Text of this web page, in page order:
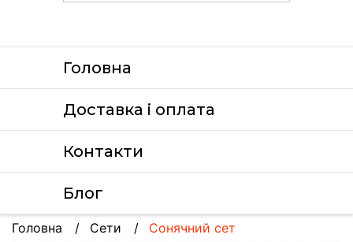
Головна
Доставка i оплата
Контакти
Блог
Головна Сети Сонячний сет